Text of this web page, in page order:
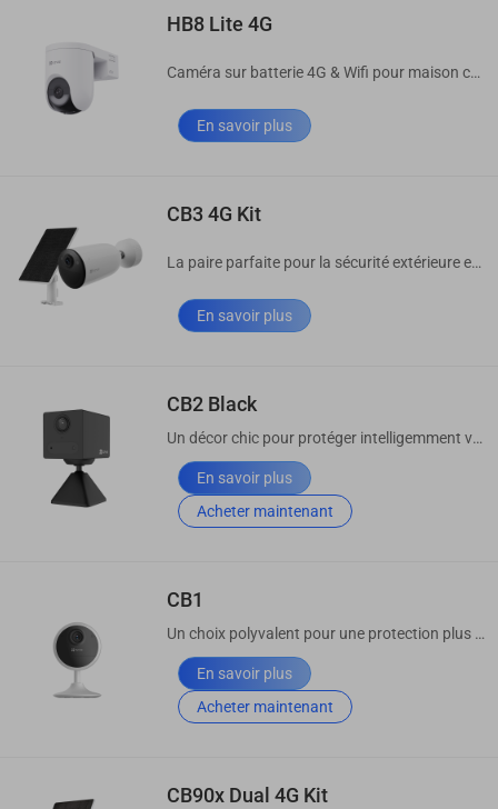
HB8 Lite 4G
Caméra sur batterie 4G & Wifi pour maison connectée
En savoir plus
CB3 4G Kit
La paire parfaite pour la sécurité extérieure en déplacement
En savoir plus
CB2 Black
Un décor chic pour protéger intelligemment votre maison
En savoir plus
Acheter maintenant
CB1
Un choix polyvalent pour une protection plus simple
En savoir plus
Acheter maintenant
CB90x Dual 4G Kit